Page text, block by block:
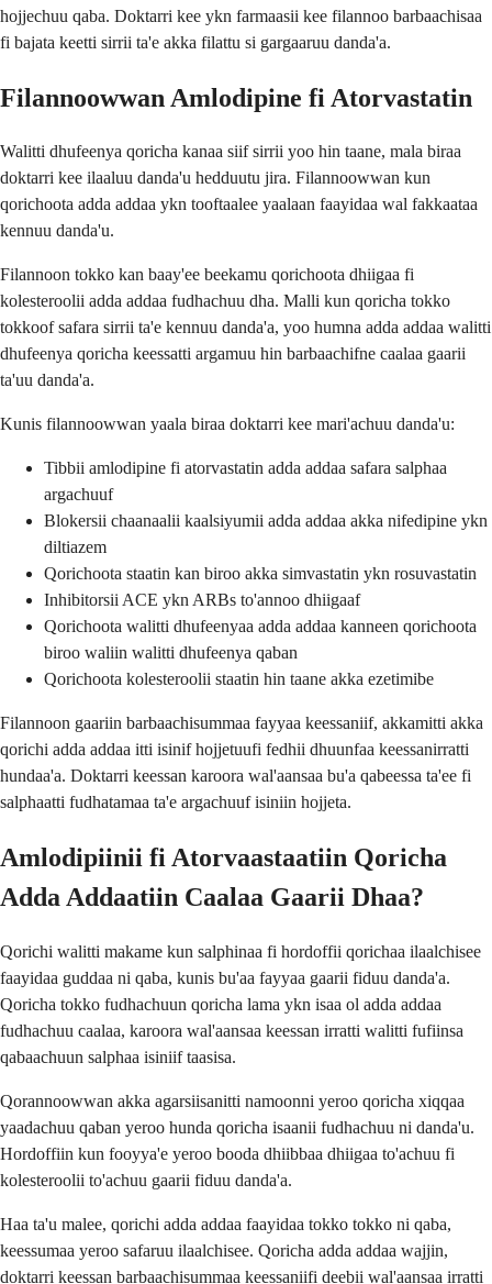
hojjechuu qaba. Doktarri kee ykn farmaasii kee filannoo barbaachisaa
fi bajata keetti sirrii ta'e akka filattu si gargaaruu danda'a.
Filannoowwan Amlodipine fi Atorvastatin
Walitti dhufeenya qoricha kanaa siif sirrii yoo hin taane, mala biraa
doktarri kee ilaaluu danda'u hedduutu jira. Filannoowwan kun
qorichoota adda addaa ykn tooftaalee yaalaan faayidaa wal fakkaataa
kennuu danda'u.
Filannoon tokko kan baay'ee beekamu qorichoota dhiigaa fi
kolesteroolii adda addaa fudhachuu dha. Malli kun qoricha tokko
tokkoof safara sirrii ta'e kennuu danda'a, yoo humna adda addaa walitti
dhufeenya qoricha keessatti argamuu hin barbaachifne caalaa gaarii
ta'uu danda'a.
Kunis filannoowwan yaala biraa doktarri kee mari'achuu danda'u:
Tibbii amlodipine fi atorvastatin adda addaa safara salphaa
argachuuf
Blokersii chaanaalii kaalsiyumii adda addaa akka nifedipine ykn
diltiazem
Qorichoota staatin kan biroo akka simvastatin ykn rosuvastatin
Inhibitorsii ACE ykn ARBs to'annoo dhiigaaf
Qorichoota walitti dhufeenyaa adda addaa kanneen qorichoota
biroo waliin walitti dhufeenya qaban
Qorichoota kolesteroolii staatin hin taane akka ezetimibe
Filannoon gaariin barbaachisummaa fayyaa keessaniif, akkamitti akka
qorichi adda addaa itti isinif hojjetuufi fedhii dhuunfaa keessanirratti
hundaa'a. Doktarri keessan karoora wal'aansaa bu'a qabeessa ta'ee fi
salphaatti fudhatamaa ta'e argachuuf isiniin hojjeta.
Amlodipiinii fi Atorvaastaatiin Qoricha
Adda Addaatiin Caalaa Gaarii Dhaa?
Qorichi walitti makame kun salphinaa fi hordoffii qorichaa ilaalchisee
faayidaa guddaa ni qaba, kunis bu'aa fayyaa gaarii fiduu danda'a.
Qoricha tokko fudhachuun qoricha lama ykn isaa ol adda addaa
fudhachuu caalaa, karoora wal'aansaa keessan irratti walitti fufiinsa
qabaachuun salphaa isiniif taasisa.
Qorannoowwan akka agarsiisanitti namoonni yeroo qoricha xiqqaa
yaadachuu qaban yeroo hunda qoricha isaanii fudhachuu ni danda'u.
Hordoffiin kun fooyya'e yeroo booda dhiibbaa dhiigaa to'achuu fi
kolesteroolii to'achuu gaarii fiduu danda'a.
Haa ta'u malee, qorichi adda addaa faayidaa tokko tokko ni qaba,
keessumaa yeroo safaruu ilaalchisee. Qoricha adda addaa wajjin,
doktarri keessan barbaachisummaa keessaniifi deebii wal'aansaa irratti